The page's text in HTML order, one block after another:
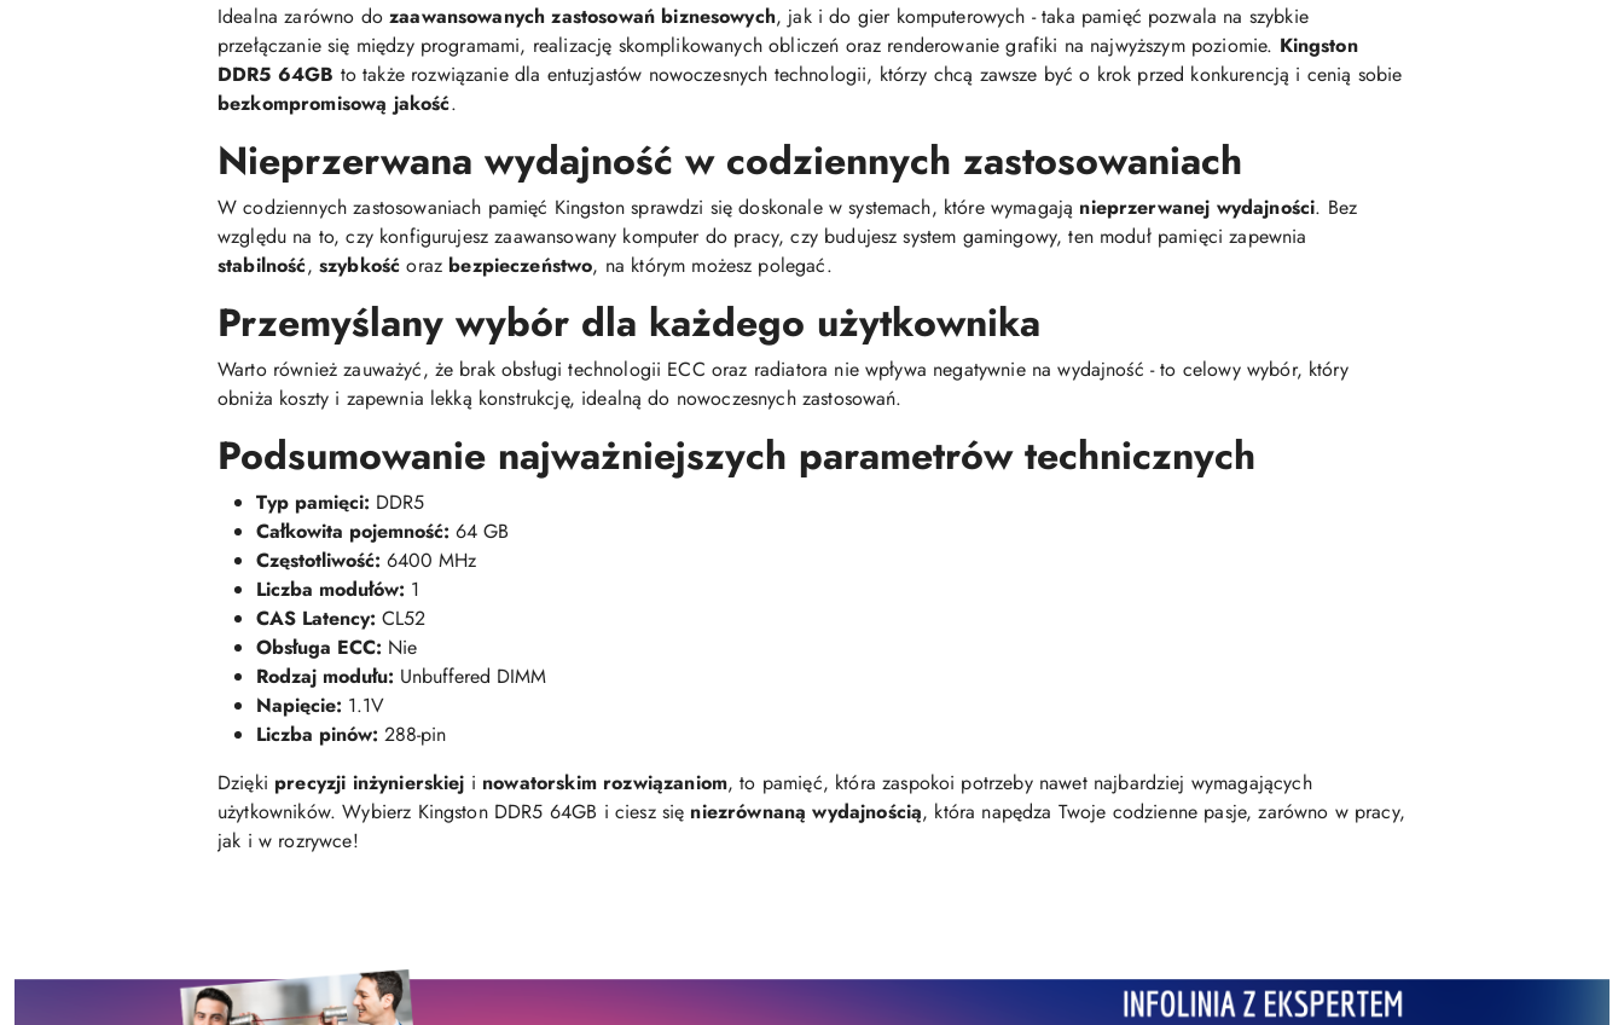
Idealna zarówno dozaawansowanych zastosowań biznesowych, jak i do gier komputerowych - taka pamięć pozwala na szybkie
przełączanie się między programami, realizację skomplikowanych obliczeń oraz renderowanie grafiki na najwyższym poziomie. Kingston
DDR5 64GB to także rozwiązanie dla entuzjastów nowoczesnych technologii, którzy chcą zawsze być o krok przed konkurencją i cenią sobie
bezkompromisową jakość.
Nieprzerwana wydajność w codziennych zastosowaniach
W codziennych zastosowaniach pamięć Kingston sprawdzi się doskonale w systemach, które wymagają nieprzerwanej wydajności. Bez
względu na to, czy konfigurujesz zaawansowany komputer do pracy, czy budujesz system gamingowy, ten moduł pamięci zapewnia
stabilność, szybkość oraz bezpieczeństwo, na którym możesz polegać.
Przemyślany wybór dla każdego użytkownika
Warto również zauważyć, że brak obsługi technologii ECC oraz radiatora nie wpływa negatywnie na wydajność - to celowy wybór, który
obniża koszty i zapewnia lekką konstrukcję, idealną do nowoczesnych zastosowań.
Podsumowanie najważniejszych parametrów technicznych
Typ pamięci: DDR5
Całkowita pojemność: 64 GB
Częstotliwość: 6400 MHz
Liczba modułów: 1
CAS Latency: CL52
Obsługa ECC: Nie
Rodzaj modułu: Unbuffered DIMM
Napięcie: 1.1V
Liczba pinów: 288-pin
Dzięki precyzji inżynierskiej i nowatorskim rozwiązaniom, to pamięć, która zaspokoi potrzeby nawet najbardziej wymagających
użytkowników. Wybierz Kingston DDR5 64GB i ciesz się niezrównaną wydajnością, która napędza Twoje codzienne pasje, zarówno w pracy,
jak i w rozrywce!